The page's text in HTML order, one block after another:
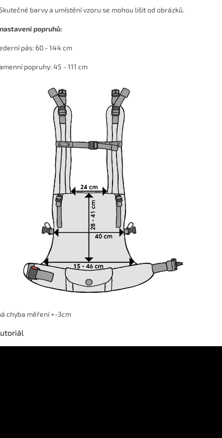
Skutečné barvy a umístění vzoru se mohou lišit od obrázků.
popruhů:
pás: 60 - 144 cm
popruhy: 45 - 111 cm
chyba měření +-3cm